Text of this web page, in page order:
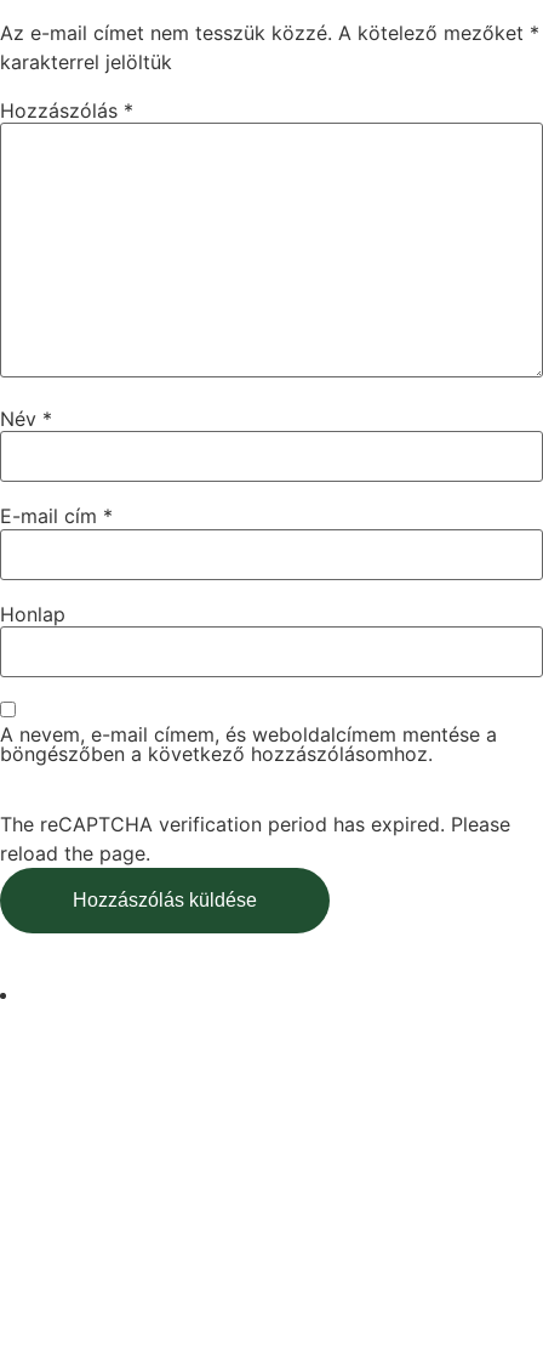
Az e-mail címet nem tesszük közzé. A kötelező mezőket *
karakterrel jelöltük
Hozzászólás *
Név *
E-mail cím *
Honlap
A nevem, e-mail címem, és weboldalcímem mentése a
böngészőben a következő hozzászólásomhoz.
The reCAPTCHA verification period has expired. Please
reload the page.